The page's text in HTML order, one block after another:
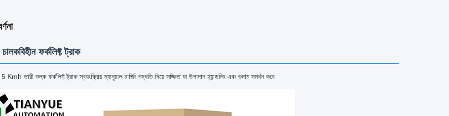
ফর্কলিফ্ট ট্রাক
5 Kmh ভারী শুল্ক ফর্কলিফ্ট ট্রাক স্বয়ংক্রিয় ম্যানুয়াল চার্জিং পদ্ধতি দিয়ে সজ্জিত যা উপাদান হ্যান্ডলিং এবং গুদাম সমর্থন করে